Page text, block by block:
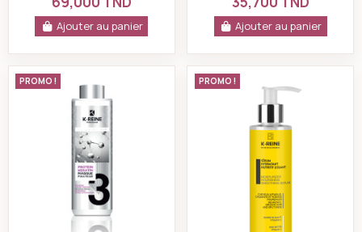
Ajouter au panier Ajouter au panier
K-reine Protein keratin masque fixateur 1000 ml
PROMO ! PROMO !